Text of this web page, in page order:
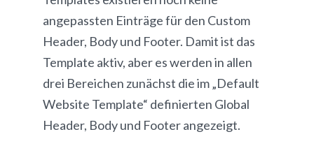
angepassten Einträge für den Custom
Header, Body und Footer. Damit ist das
Template aktiv, aber es werden in allen
drei Bereichen zunächst die im „Default
Website Template“ definierten Global
Header, Body und Footer angezeigt.